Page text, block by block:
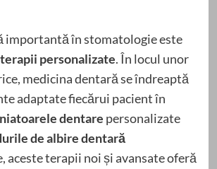
importantă în stomatologie este
terapii personalizate. În locul unor
medicina dentară se îndreaptă
adaptate fiecărui pacient în
dentare personalizate
de albire dentară
aceste terapii noi și avansate oferă